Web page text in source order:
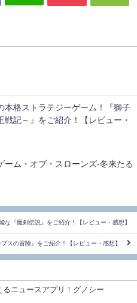
本格ストラテジーゲーム！『獅子
戦記～』をご紹介！【レビュー・
ーム・オブ・スローンズ-冬来たる
な『魔剣伝説』をご紹介！【レビュー・感想】
スの冒険』をご紹介！【レビュー・感想】
るニュースアプリ！グノシー